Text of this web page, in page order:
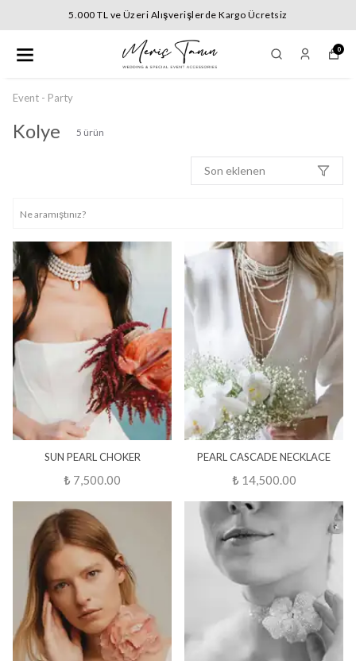
TL ve Üzeri Alışverişlerde Kargo Ücretsiz
0
Event - Party
Kolye 5 ürün
Son eklenen
SUN PEARL CHOKER
₺ 7,500.00
PEARL CASCADE NECKLACE
₺ 14,500.00